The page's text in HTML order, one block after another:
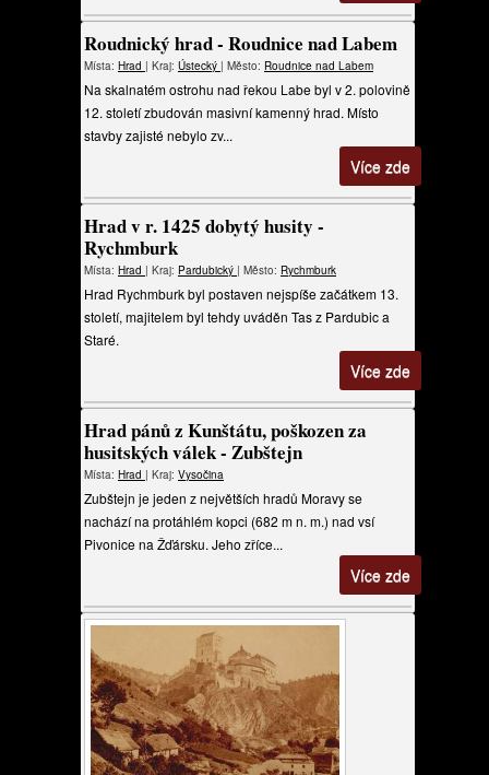
Roudnický hrad - Roudnice nad Labem
Místa: Hrad | Kraj: Ústecký | Město: Roudnice nad Labem
Na skalnatém ostrohu nad řekou Labe byl v 2. polovině
12. století zbudován masivní kamenný hrad. Místo
stavby zajisté nebylo zv...
Více zde
Hrad v r. 1425 dobytý husity -
Rychmburk
Místa: Hrad | Kraj: Pardubický | Město: Rychmburk
Hrad Rychmburk byl postaven nejspíše začátkem 13.
století, majitelem byl tehdy uváděn Tas z Pardubic a
Staré.
Více zde
Hrad pánů z Kunštátu, poškozen za
husitských válek - Zubštejn
Místa: Hrad | Kraj: Vysočina
Zubštejn je jeden z největších hradů Moravy se
nachází na protáhlém kopci (682 m n. m.) nad vsí
Pivonice na Žďársku. Jeho zříce...
Více zde